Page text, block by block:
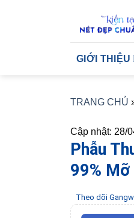
GIỚI THIỆU
TRANG CHỦ
Cập nhật: 28/
Phẫu
99% Mỡ
Theo dõi